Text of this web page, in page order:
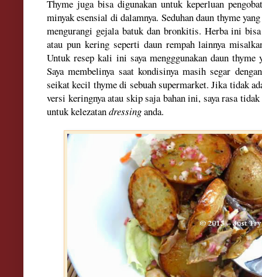
Thyme juga bisa digunakan untuk keperluan
minyak esensial di dalamnya. Seduhan daun thyme
mengurangi gejala batuk dan bronkitis. Herba ini
atau pun kering seperti daun rempah lainnyamisal
Untuk resep kali ini saya mengggunakan daun
Saya membelinya saat kondisinya masih segar
seikat kecil thyme di sebuah supermarket. Jika tidak
versi keringnya atau skip saja bahan ini, saya rasa
untuk kelezatandressinganda.